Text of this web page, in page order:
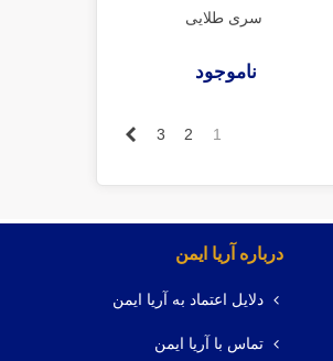
سری طلایی
ناموجود
1
2
3
درباره آریا ایمن
دلایل اعتماد به آریا ایمن
تماس با آریا ایمن